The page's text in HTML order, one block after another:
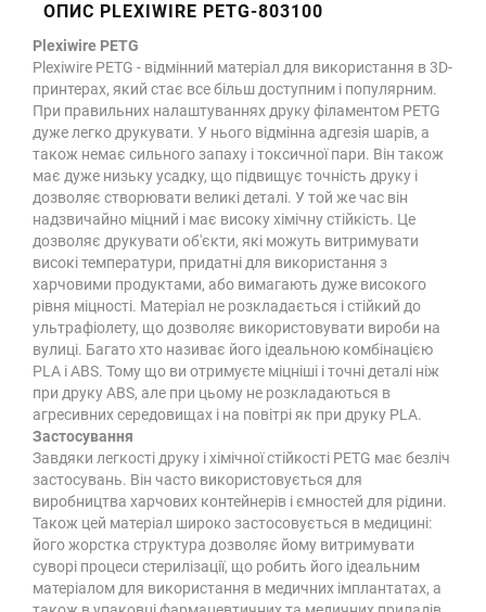
ОПИС PLEXIWIRE PETG-803100
Plexiwire PETG
Plexiwire PETG - відмінний матеріал для використання в 3D-
принтерах, який стає все більш доступним і популярним.
При правильних налаштуваннях друку філаментом PETG
дуже легко друкувати. У нього відмінна адгезія шарів, а
також немає сильного запаху і токсичної пари. Він також
має дуже низьку усадку, що підвищує точність друку і
дозволяє створювати великі деталі. У той же час він
надзвичайно міцний і має високу хімічну стійкість. Це
дозволяє друкувати об'єкти, які можуть витримувати
високі температури, придатні для використання з
харчовими продуктами, або вимагають дуже високого
рівня міцності. Матеріал не розкладається і стійкий до
ультрафіолету, що дозволяє використовувати вироби на
вулиці. Багато хто називає його ідеальною комбінацією
PLA і ABS. Тому що ви отримуєте міцніші і точні деталі ніж
при друку ABS, але при цьому не розкладаються в
агресивних середовищах і на повітрі як при друку PLA.
Застосування
Завдяки легкості друку і хімічної стійкості PETG має безліч
застосувань. Він часто використовується для
виробництва харчових контейнерів і ємностей для рідини.
Також цей матеріал широко застосовується в медицині:
його жорстка структура дозволяє йому витримувати
суворі процеси стерилізації, що робить його ідеальним
матеріалом для використання в медичних імплантатах, а